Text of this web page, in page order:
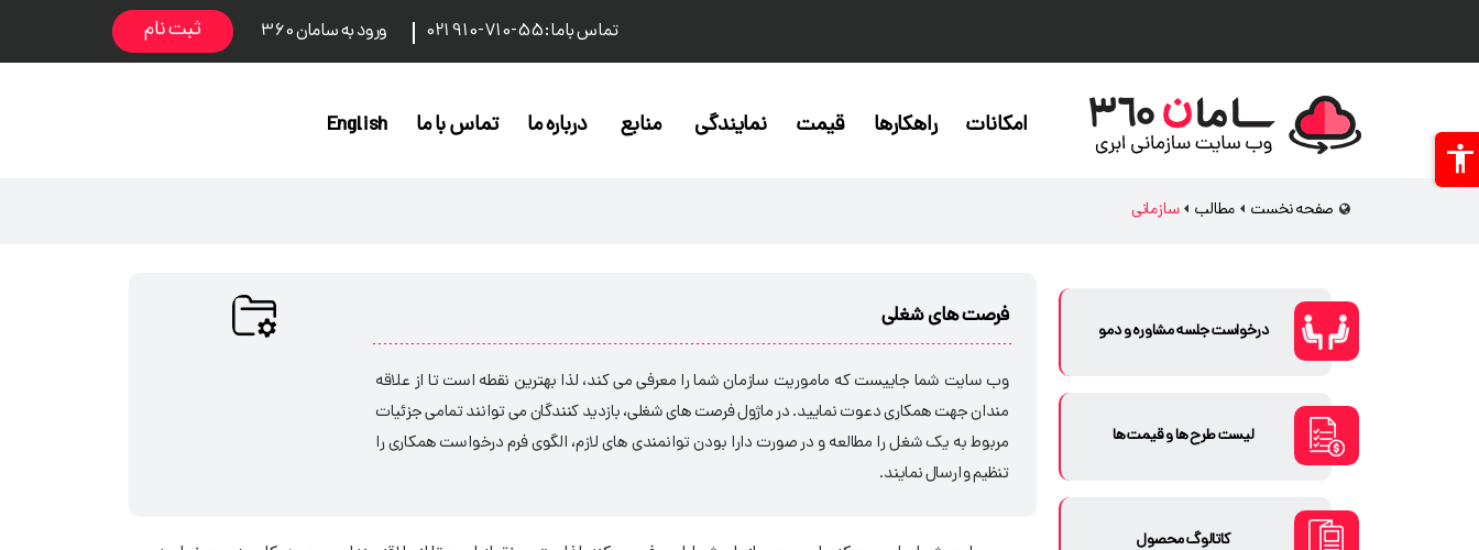
ثبت نام ورود به سامان 360 تماس باما: 55-710-910 021
امکانات راهکارها قیمت نمایندگی منابع درباره ما تماس با ما English
صفحه نخست مطالب سازمانی
فرصت های شغلی
وب سایت شما جاییست که ماموریت سازمان شما را معرفی می کند، لذا بهترین نقطه است تا از علاقه
مندان جهت همکاری دعوت نمایید. در ماژول فرصت های شغلی، بازدید کنندگان می توانند تمامی جزئیات
مربوط به یک شغل را مطالعه و در صورت دارا بودن توانمندی های لازم، الگوی فرم درخواست همکاری را
تنظیم و ارسال نمایند.
درخواست جلسه مشاوره و دمو
لیست طرح ها و قیمت ها
کاتالوگ محصول